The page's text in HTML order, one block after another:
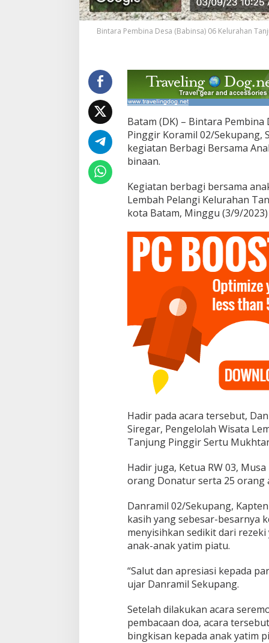
a
B
n
a
n
d
a
i
P
a
r
o
n
a
t
u
r
Bintara Pembina Desa (Babinsa) 06 Kelurahan
Batam (DK) – Bintara
Pinggir Koramil 02/Sekupang,
kegiatan Berbagi Bersama
binaan.
Kegiatan berbagi bersama
Lembah Pelangi Kelurahan
kota Batam, Minggu (3/9/
Hadir pada acara tersebut,
Siregar, Pengelolah Wisata
Tanjung Pinggir Sertu
Hadir juga, Ketua RW 03,
orang Donatur serta 25 orang
Danramil 02/Sekupang,
kasih yang sebesar-besarnya
menyisihkan sedikit dari
anak-anak yatim piatu.
“Salut dan apresiasi kepada
ujar Danramil Sekupang.
Setelah dilakukan acara
pembacaan doa, acara
bingkisan kepada anak yatim